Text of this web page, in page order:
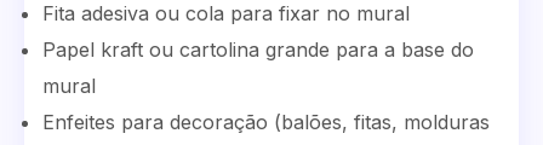
Fita adesiva ou cola para fixar no mural
Papel kraft ou cartolina grande para a base do
mural
Enfeites para decoração (balões, fitas, molduras